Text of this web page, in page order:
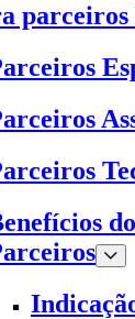
parceiros